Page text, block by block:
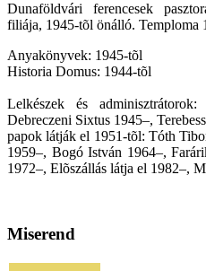
Dunaföldvári ferencesek
filiája, 1945-tõl önálló. Temploma
Anyakönyvek: 1945-tõl
Historia Domus: 1944-tõl
Lelkészek és
Debreczeni Sixtus 1945–,
papok látják el 1951-tõl: Tóth
1959–, Bogó István 1964–,
1972–, Elõszállás látja el 1982–,
Miserend